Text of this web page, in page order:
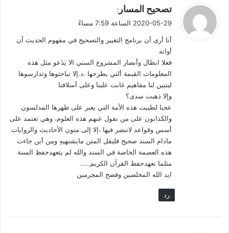
مما قاله الذين ذكرتهم من المحدثين آنفاً. يقول الجاحظ: كان رافضياً.
وهو مضعَّف عند أهل الحجاز(
. وإني لأؤيده فيما قال؛ فالأمر – كما
يبدو – أعمق من رواسب نفسية في شخصية فارسية. وقال الجاحظ
عن الأعمش: (وهو ظنين في علي): أي لا يُطمَأن إلى ما يقوله في
علي. وعلي هو الثغرة التي ينفذون منها إلى أغراضهم، والستر الذي
يسدلونه على نقائضهم. وأشار الخطيب البغدادي إشارة سريعة ناقلاً
عن غيره أن الأعمش شيعي(
). وهو ما ذكره الذهبي عنه في عبارة
قصيرة غاصت وسط محيط الثناء الباذخ عليه.
وفي هذا إشارة إلى العقل الفقهي المحدود لمعظم المشتغلين
بالفقه والحديث، وأن الأديب قد يكون أوسع أفقاً وأعمق وعياً منهم.
أرأيتم كيف يلتقي علم الاجتماع بعلم الحديث! وأهمية الوعي في
مجال العلم. العلم وحده لا يكفي دون وعي.
أنا أعلم أن هناك من سيقول: ومن الجاحظ أمام علماء الحديث
ي
ل
تصحيح المسار :
2020-05-29 الساعة 7:59 مساءً
أنا أرى أن برنامج التغيير والتصحيح في مفهوم الحديث آن
أوانه
فعلا ابطال وأنصار المشروع السني الا يَدَعو مثل هذه
المعلومات القيمة ألتي يطرحها .د.إلا تباحثوها وتدارسوها
ليتبين لنا مفاهيم غابت علينا وعلى أسلافنا
وإلا ذهبت سدى؟
عجبا لطيبت هذه الأمة التي يعبر على ظهرها المدلسون
والكذابون على من نقول عنهم هذه العلوم، وهي تعتمد على
أسس وقواعد لاتنضر فيها ،إلا إلى متون الأحاديث والروايات
مادام السند صحيح فليقل المتن مايشتهيهِ ومن أين جاءت
هذه العصمة الخاصة في السند والله لم يتعهدحفظ السنة
مثلما تعهدحفظ القرآن الكريم…..
ايد الله المخلصين وفضح المجرمين
رد